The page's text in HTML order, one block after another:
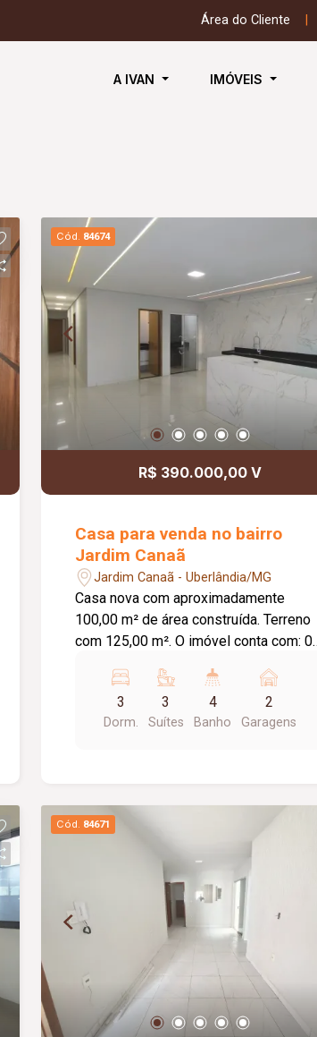
Área do Cliente
A IVAN IMÓVEIS
Cód. 84674
R$ 390.000,00 V
Casa para venda no bairro
Jardim Canaã
Jardim Canaã - Uberlândia/MG
Casa nova com aproximadamente
100,00 m² de área construída. Terreno
com 125,00 m². O imóvel conta com: 03
Sala ampla integrada à cozinha
gourmet; Banheiro social; Cozinha
gourmet com ilha central revestida em
granito preto; Piso em porcelanato;
Projeto moderno de iluminação em LED;
Boxes em vidro temperado; Armários
planejados nos banheiros; Fachada
moderna com revestimento em pedras
naturais; Sistema de alarme instalado;
Sistema de câmeras de monitoramento;
Cerca concertina em todo o perímetro;
Excelente opção para quem busca uma
casa nova, moderna e funcional.
3
Dorm.
3
Suítes
4
Banho
2
Garagens
Cód. 84671